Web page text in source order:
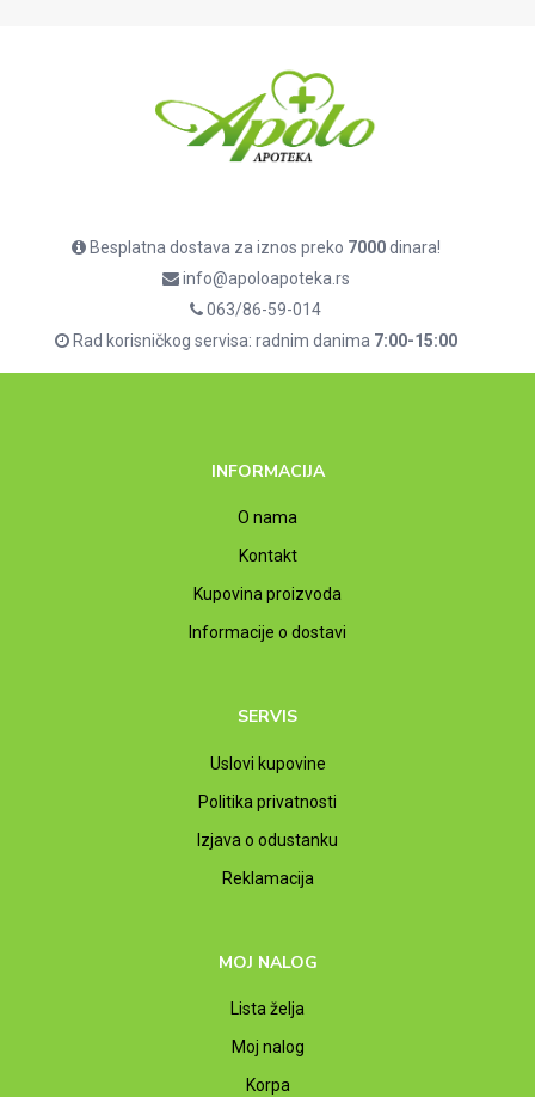
Besplatna dostava za iznos preko 7000dinara!
info@apoloapoteka.rs
063/86-59-014
Rad korisničkog servisa: radnim danima 7:00-15:00
INFORMACIJA
O nama
Kontakt
Kupovina proizvoda
Informacije o dostavi
SERVIS
Uslovi kupovine
Politika privatnosti
Izjava o odustanku
Reklamacija
MOJ NALOG
Lista želja
Moj nalog
Korpa